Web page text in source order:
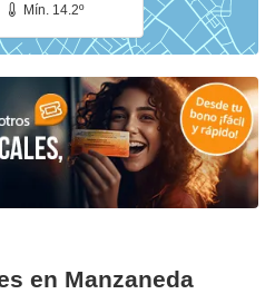
Mín. 14.2º
en Manzaneda